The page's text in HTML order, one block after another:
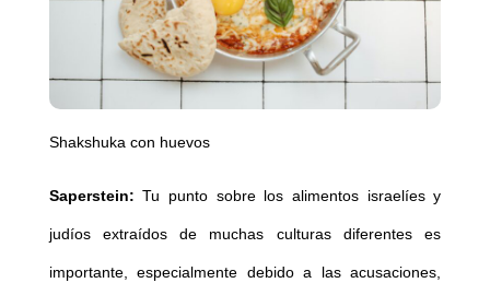
Shakshuka con huevos
Saperstein: Tu punto sobre los alimentos israelíes y
judíos extraídos de muchas culturas diferentes es
importante, especialmente debido a las acusaciones,